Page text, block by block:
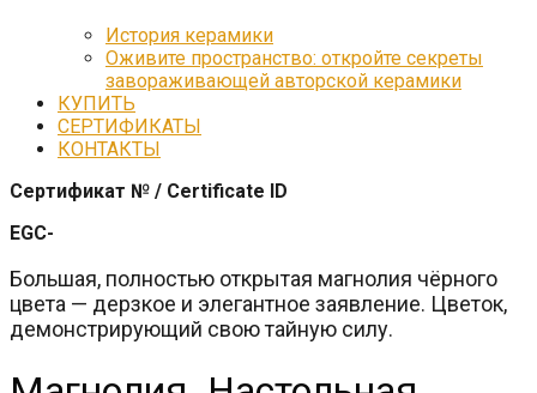
История керамики
Оживите пространство: откройте секреты
завораживающей авторской керамики
КУПИТЬ
СЕРТИФИКАТЫ
КОНТАКТЫ
Сертификат № / Certificate ID
EGC-
Большая, полностью открытая магнолия чёрного
цвета — дерзкое и элегантное заявление. Цветок,
демонстрирующий свою тайную силу.